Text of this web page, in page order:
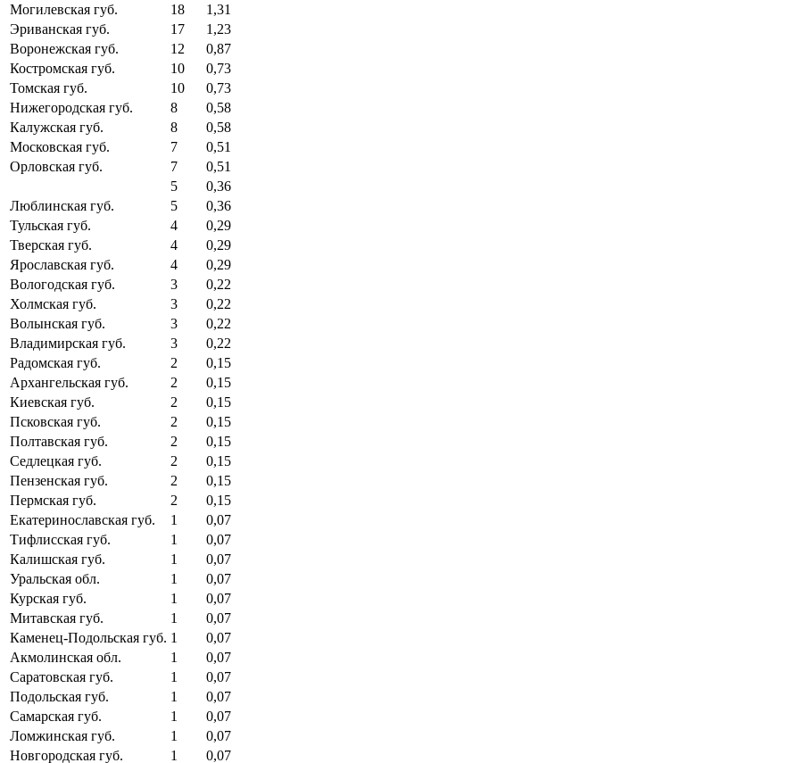
Могилевская губ.
18
1,31
Эриванская губ.
17
1,23
Воронежская губ.
12
0,87
Костромская губ.
10
0,73
Томская губ.
10
0,73
Нижегородская губ.
8
0,58
Калужская губ.
8
0,58
Московская губ.
7
0,51
Орловская губ.
7
0,51
5
0,36
Люблинская губ.
5
0,36
Тульская губ.
4
0,29
Тверская губ.
4
0,29
Ярославская губ.
4
0,29
Вологодская губ.
3
0,22
Холмская губ.
3
0,22
Волынская губ.
3
0,22
Владимирская губ.
3
0,22
Радомская губ.
2
0,15
Архангельская губ.
2
0,15
Киевская губ.
2
0,15
Псковская губ.
2
0,15
Полтавская губ.
2
0,15
Седлецкая губ.
2
0,15
Пензенская губ.
2
0,15
Пермская губ.
2
0,15
Екатеринославская губ.
1
0,07
Тифлисская губ.
1
0,07
Калишская губ.
1
0,07
Уральская обл.
1
0,07
Курская губ.
1
0,07
Митавская губ.
1
0,07
Каменец-Подольская губ. 1
0,07
Акмолинская обл.
1
0,07
Саратовская губ.
1
0,07
Подольская губ.
1
0,07
Самарская губ.
1
0,07
Ломжинская губ.
1
0,07
Новгородская губ.
1 0,07